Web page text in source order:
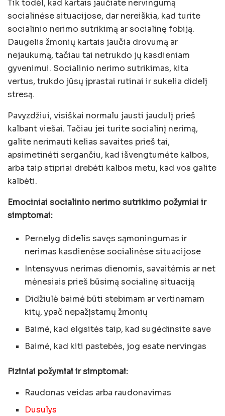
Tik todėl, kad kartais jaučiate nervingumą
socialinėse situacijose, dar nereiškia, kad turite
socialinio nerimo sutrikimą ar socialinę fobiją.
Daugelis žmonių kartais jaučia drovumą ar
nejaukumą, tačiau tai netrukdo jų kasdieniam
gyvenimui. Socialinio nerimo sutrikimas, kita
vertus, trukdo jūsų įprastai rutinai ir sukelia didelį
stresą.
Pavyzdžiui, visiškai normalu jausti jaudulį prieš
kalbant viešai. Tačiau jei turite socialinį nerimą,
galite nerimauti kelias savaites prieš tai,
apsimetinėti sergančiu, kad išvengtumėte kalbos,
arba taip stipriai drebėti kalbos metu, kad vos galite
kalbėti.
Emociniai socialinio nerimo sutrikimo požymiai ir
simptomai:
Pernelyg didelis savęs sąmoningumas ir
nerimas kasdienėse socialinėse situacijose
Intensyvus nerimas dienomis, savaitėmis ar net
mėnesiais prieš būsimą socialinę situaciją
Didžiulė baimė būti stebimam ar vertinamam
kitų, ypač nepažįstamų žmonių
Baimė, kad elgsitės taip, kad sugėdinsite save
Baimė, kad kiti pastebės, jog esate nervingas
Fiziniai požymiai ir simptomai:
Raudonas veidas arba raudonavimas
Dusulys